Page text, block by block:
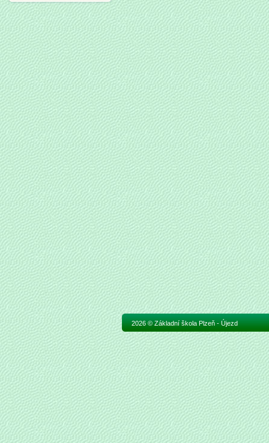
2026 © Základní škola Plzeň - Újezd